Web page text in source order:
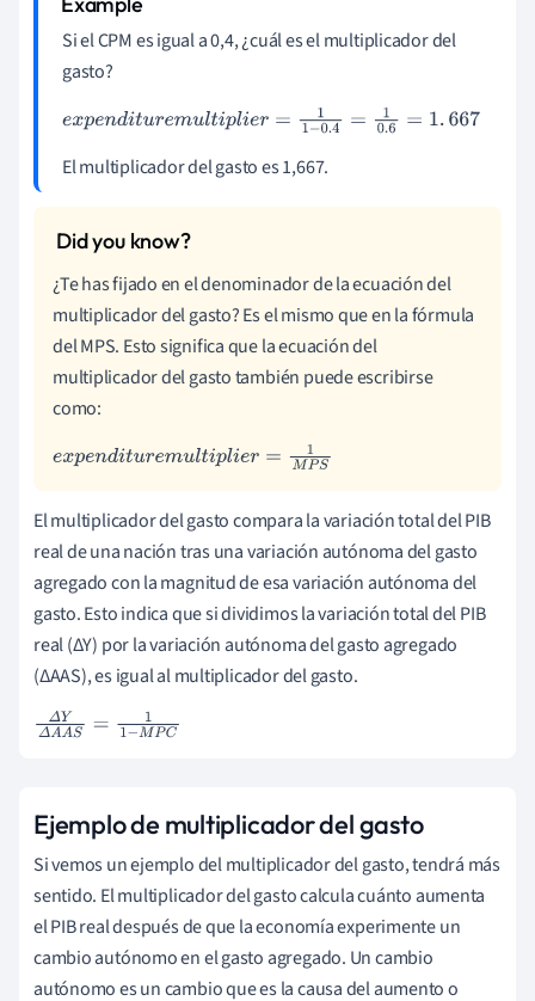
Si el CPM es igual a 0,4, ¿cuál es el multiplicador del
gasto?
expendituremultiplier=11-0.4=10.6=1 .667
El multiplicador del gasto es 1,667.
¿Te has fijado en el denominador de la ecuación del
multiplicador del gasto? Es el mismo que en la fórmula
del MPS. Esto significa que la ecuación del
multiplicador del gasto también puede escribirse
como:
expendituremultiplier=1MPS
El multiplicador del gasto compara la variación total del PIB
real de una nación tras una variación autónoma del gasto
agregado con la magnitud de esa variación autónoma del
gasto. Esto indica que si dividimos la variación total del PIB
real (ΔY) por la variación autónoma del gasto agregado
(ΔAAS), es igual al multiplicador del gasto.
ΔYΔAAS=1 1-MPC
Ejemplo de multiplicador del gasto
Si vemos un ejemplo del multiplicador del gasto, tendrá más
sentido. El multiplicador del gasto calcula cuánto aumenta
el PIB real después de que la economía experimente un
cambio autónomo en el gasto agregado. Un cambio
autónomo es un cambio que es la causa del aumento o